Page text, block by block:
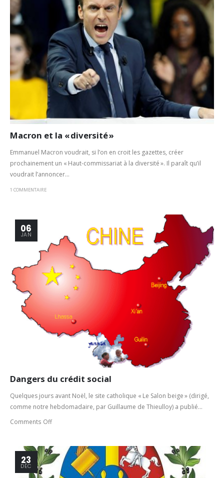
Macron et la « diversité »
Emmanuel Macron voudrait, si l’on en croit les gazettes, créer
prochainement un « Haut-commissariat à la diversité ». Il paraît qu’il
voudrait l’annoncer...
1 COMMENTAIRE
06
JAN
Dangers du crédit social
Quelques jours avant Noël, le site catholique « Le Salon beige » (dirigé,
comme notre hebdomadaire, par Guillaume de Thieulloy) a publié...
Comments Off
23
DÉC